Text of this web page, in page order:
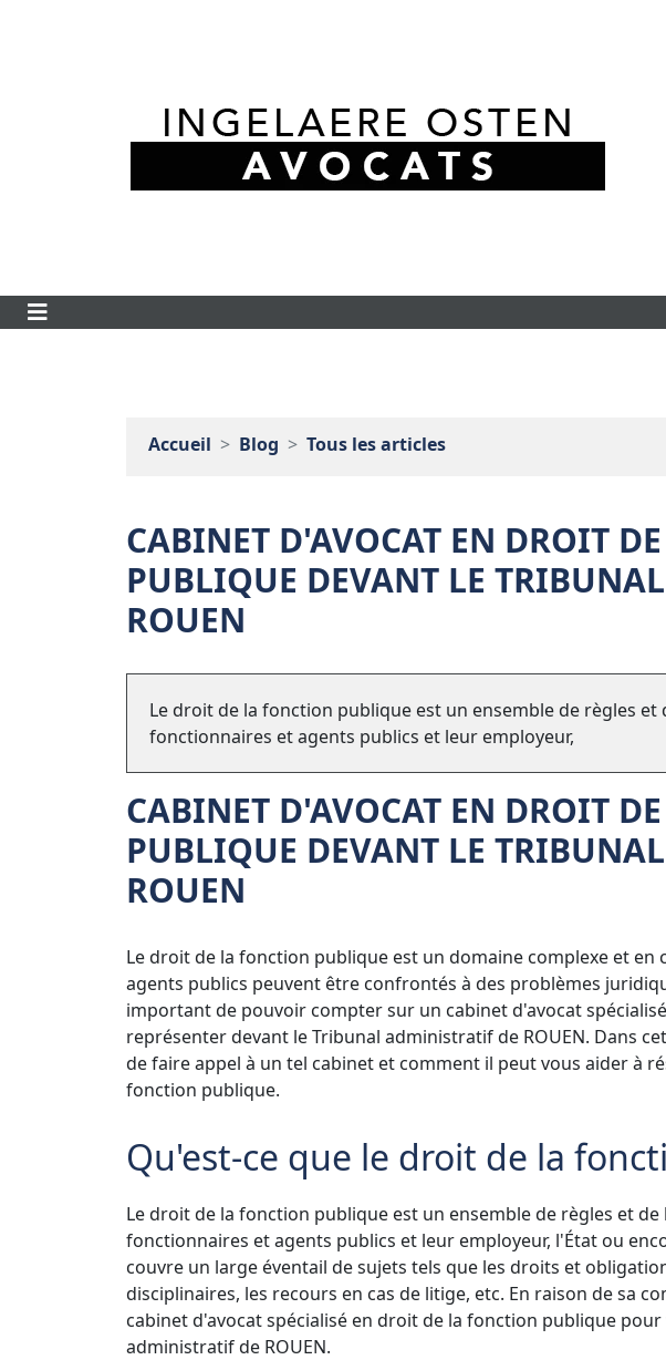
Accueil Blog Tous les articles
CABINET D'AVOCAT EN DROIT
PUBLIQUE DEVANT LE
ROUEN
Le droit de la fonction publique est un ensemble de règles
fonctionnaires et agents publics et leur employeur,
CABINET D'AVOCAT EN DROIT
PUBLIQUE DEVANT LE
ROUEN
Le droit de la fonction publique est un domaine complexe et
agents publics peuvent être confrontés à des problèmes
important de pouvoir compter sur un cabinet d'avocat
représenter devant le Tribunal administratif de ROUEN. Dans
de faire appel à un tel cabinet et comment il peut vous aider à
fonction publique.
Qu'est-ce que le droit de la
Le droit de la fonction publique est un ensemble de règles et
fonctionnaires et agents publics et leur employeur, l'État ou
couvre un large éventail de sujets tels que les droits et
disciplinaires, les recours en cas de litige, etc. En raison de sa
cabinet d'avocat spécialisé en droit de la fonction publique
administratif de ROUEN.